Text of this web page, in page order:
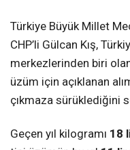
Türkiye Büyük Millet
CHP’li Gülcan Kış,
merkezlerinden biri
üzüm için açıklanan
çıkmaza sürüklediğini
Geçen yıl kilogramı 18